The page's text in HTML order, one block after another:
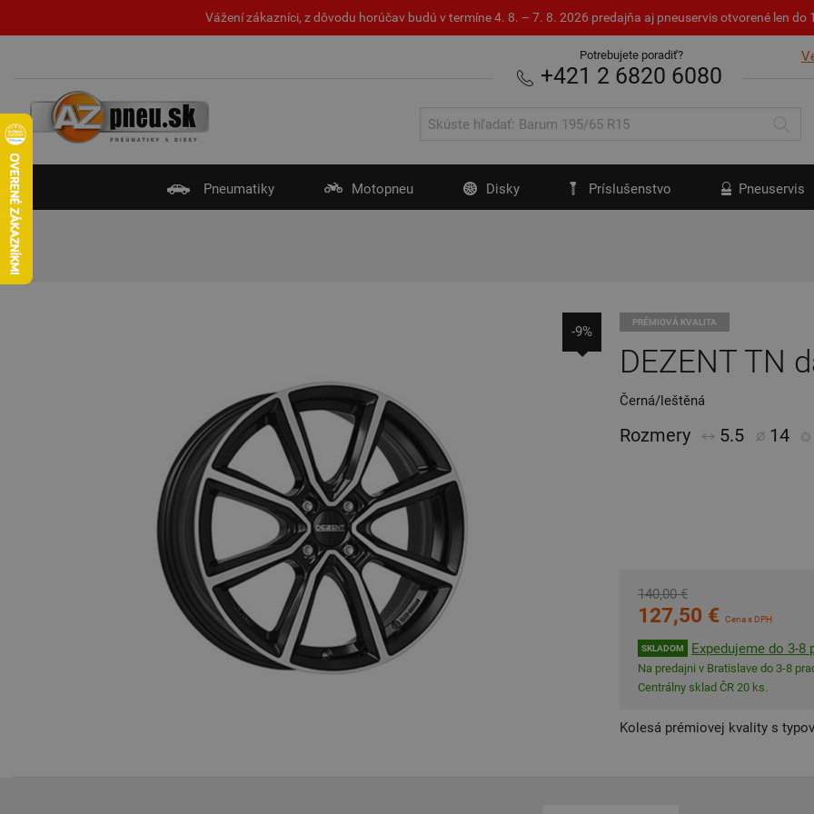
Vážení zákazníci, z dôvodu horúčav budú v termíne 4. 8. – 7. 8. 2026 predajňa aj pneuservis otvorené len do
Potrebujete poradiť?
+421 2 6820 6080
Pneumatiky Motopneu Disky Príslušenstvo Pneuservis
PRÉMIOVÁ KVALITA
DEZENT TN
Černá/leštěná
Rozmery 5.5 14
140,00 €
127,50 € Cena s DPH
SKLADOM Expedujeme do 3-8
Na predajni v Bratislave do 3-8
Centrálny sklad ČR 20 ks.
Kolesá prémiovej kvality s
-9%